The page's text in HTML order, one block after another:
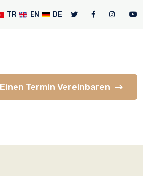
TR EN DE
Einen Termin Vereinbaren